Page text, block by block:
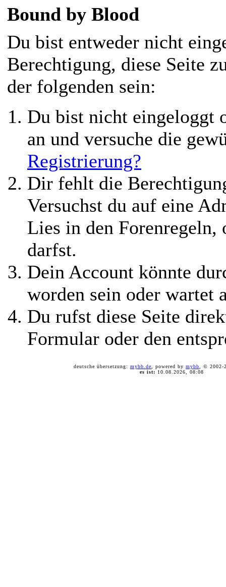
Bound by Blood
Du bist entweder nicht
Berechtigung, diese Seite
der folgenden sein:
Du bist nicht eingeloggt
an und versuche die
Registrierung?
Dir fehlt die
Versuchst du auf eine
Lies in den
darfst.
Dein Account könnte
worden sein oder wartet
Du rufst diese Seite
Formular oder den
deutsche übersetzung: mybb.de , powered by mybb , ©
es ist: 10.08.2026, 08:08